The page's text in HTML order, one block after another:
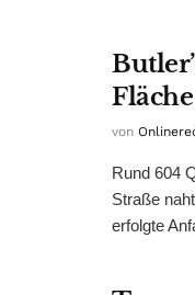
von
Rund 604
Straße
erfolgte